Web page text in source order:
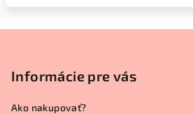
Informácie pre vás
Ako nakupovať?